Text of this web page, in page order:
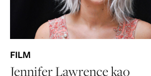
FILM
Jennifer Lawrence kao